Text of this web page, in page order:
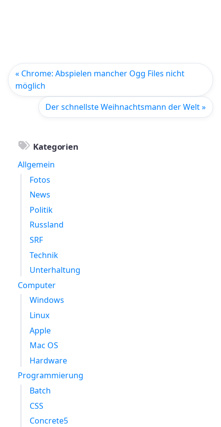
Der schnellste Weihnachtsmann der Welt »
« Chrome: Abspielen mancher Ogg Files nicht
möglich
Kategorien
Allgemein
Fotos
News
Politik
Russland
SRF
Technik
Unterhaltung
Computer
Windows
Linux
Apple
Mac OS
Hardware
Programmierung
Batch
CSS
Concrete5